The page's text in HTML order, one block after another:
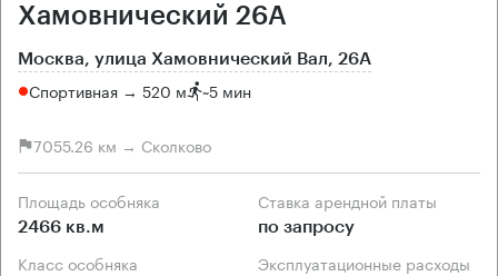
Хамовнический 26А
Москва, улица Хамовнический Вал, 26А
Спортивная → 520 м ~5 мин
7055.26 км → Сколково
Площадь особняка
2466 кв.м
Ставка арендной платы
по запросу
Класс особняка Эксплуатационные расходы